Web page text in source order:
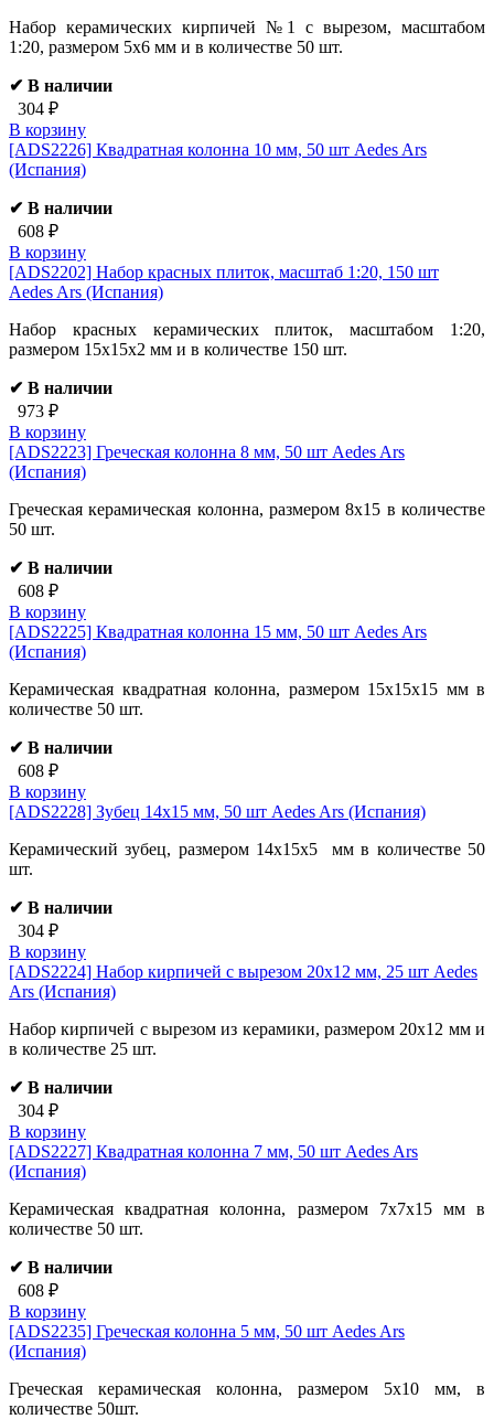
Набор керамических кирпичей №1 с вырезом, масштабом
1:20, размером 5х6 мм и в количестве 50 шт.
✔ В наличии
304 ₽
В корзину
[ADS2226] Квадратная колонна 10 мм, 50 шт Aedes Ars
(Испания)
✔ В наличии
608 ₽
В корзину
[ADS2202] Набор красных плиток, масштаб 1:20, 150 шт
Aedes Ars (Испания)
Набор красных керамических плиток, масштабом 1:20,
размером 15х15х2 мм и в количестве 150 шт.
✔ В наличии
973 ₽
В корзину
[ADS2223] Греческая колонна 8 мм, 50 шт Aedes Ars
(Испания)
Греческая керамическая колонна, размером 8х15 в количестве
50 шт.
✔ В наличии
608 ₽
В корзину
[ADS2225] Квадратная колонна 15 мм, 50 шт Aedes Ars
(Испания)
Керамическая квадратная колонна, размером 15х15х15 мм в
количестве 50 шт.
✔ В наличии
608 ₽
В корзину
[ADS2228] Зубец 14х15 мм, 50 шт Aedes Ars (Испания)
Керамический зубец, размером 14х15х5 мм в количестве 50
шт.
✔ В наличии
304 ₽
В корзину
[ADS2224] Набор кирпичей с вырезом 20х12 мм, 25 шт Aedes
Ars (Испания)
Набор кирпичей с вырезом из керамики, размером 20х12 мм и
в количестве 25 шт.
✔ В наличии
304 ₽
В корзину
[ADS2227] Квадратная колонна 7 мм, 50 шт Aedes Ars
(Испания)
Керамическая квадратная колонна, размером 7х7х15 мм в
количестве 50 шт.
✔ В наличии
608 ₽
В корзину
[ADS2235] Греческая колонна 5 мм, 50 шт Aedes Ars
(Испания)
Греческая керамическая колонна, размером 5х10 мм, в
количестве 50шт.